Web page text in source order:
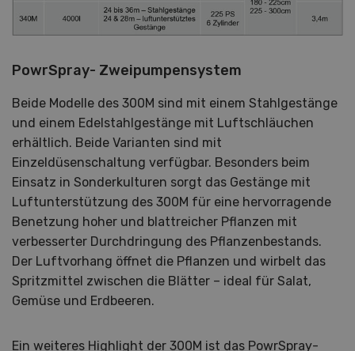
PowrSpray- Zweipumpensystem
Beide Modelle des 300M sind mit einem Stahlgestänge
und einem Edelstahlgestänge mit Luftschläuchen
erhältlich. Beide Varianten sind mit
Einzeldüsenschaltung verfügbar. Besonders beim
Einsatz in Sonderkulturen sorgt das Gestänge mit
Luftunterstützung des 300M für eine hervorragende
Benetzung hoher und blattreicher Pflanzen mit
verbesserter Durchdringung des Pflanzenbestands.
Der Luftvorhang öffnet die Pflanzen und wirbelt das
Spritzmittel zwischen die Blätter – ideal für Salat,
Gemüse und Erdbeeren.
Ein weiteres Highlight der 300M ist das PowrSpray-